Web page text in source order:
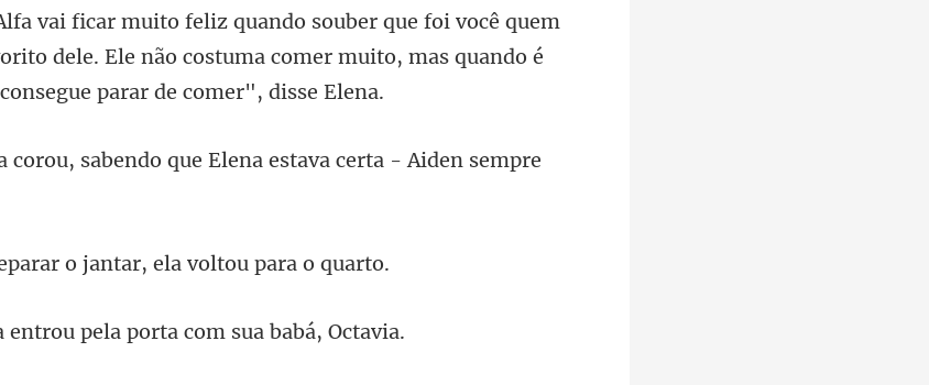
cê quem
dele. Ele não costuma comer muito, m
bendo que Elena estava certa -
parar o jantar, ela
entrou pela porta co